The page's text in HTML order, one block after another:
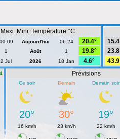
Maxi. Mini. Température °C
00:09 Aujourd'hui 06:24
20.4°
1 Août 1
19.8°
2 Jul 2026 18 Jan 4.6°
15.4
23.8
43.9
Prévisions
Ce soir
Demain Demain soir
20° 30° 19°
16 km/h 23 km/h 22 km/h